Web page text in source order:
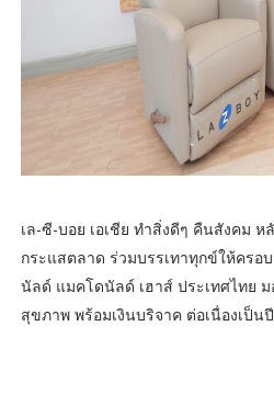
เล-ซี-บอย เอเชีย ทำสิ่งดีๆ คืนสังคม
กระแสตลาด ร่วมบรรเทาทุกข์ให้ครอ
นัลด์ แมคโดนัลด์ เฮาส์ ประเทศไทย ม
สุขภาพ พร้อมเงินบริจาค ต่อเนื่องเป็น